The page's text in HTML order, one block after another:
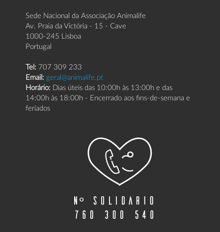
Sede Nacional da Associação Animalife
Av. Praia da Victória - 15 - Cave
1000-245 Lisboa
Portugal
Tel: 707 309 233
Email: geral@animalife.pt
Horário: Dias úteis das 10:00h às 13:00h e das
14:00h às 18:00h - Encerrado aos fins-de-semana e
feriados